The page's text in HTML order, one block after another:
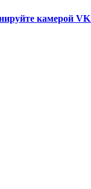
камерой VK